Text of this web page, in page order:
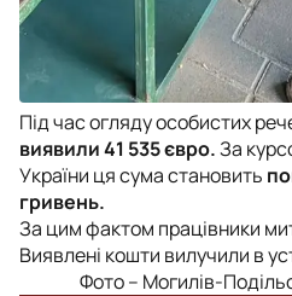
Під час огляду особистих
виявили 41 535 євро.За
України ця сума становить
гривень.
За цим фактом працівники
Виявлені кошти вилучили в
Фото – Могилів-